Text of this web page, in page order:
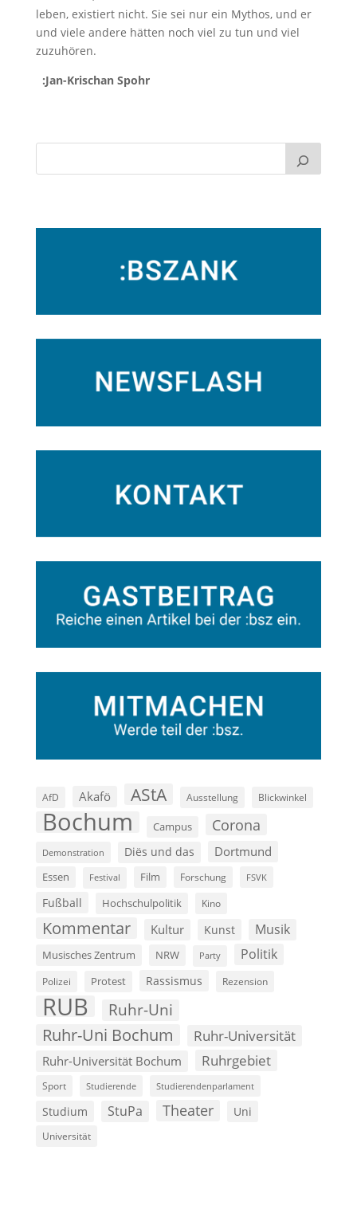
leben, existiert nicht. Sie sei nur ein Mythos, und er
und viele andere hätten noch viel zu tun und viel
zuzuhören.
:Jan-Krischan Spohr
AfD Akafö AStA Ausstellung Blickwinkel
Bochum Campus Corona
Demonstration Diës und das Dortmund
Essen Festival Film Forschung FSVK
Fußball Hochschulpolitik Kino
Kommentar Kultur Kunst Musik
Musisches Zentrum NRW Party Politik
Polizei Protest Rassismus Rezension
RUB Ruhr-Uni
Ruhr-Uni Bochum Ruhr-Universität
Ruhr-Universität Bochum Ruhrgebiet
Sport Studierende Studierendenparlament
Studium StuPa Theater Uni
Universität